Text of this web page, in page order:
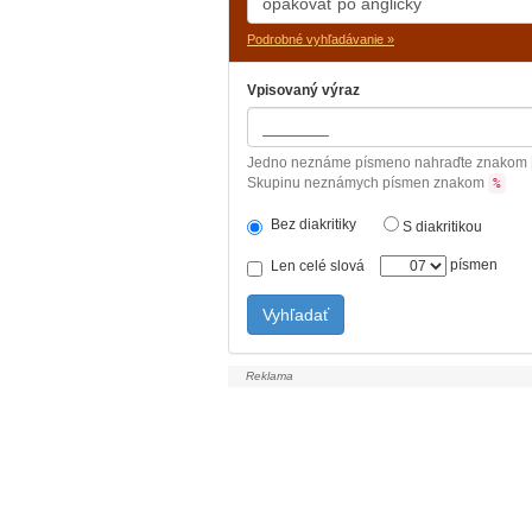
Podrobné vyhľadávanie »
Vpisovaný výraz
Jedno neznáme písmeno nahraďte znakom
Skupinu neznámych písmen znakom %
Bez diakritiky S diakritikou
Len celé slová písmen
Vyhľadať